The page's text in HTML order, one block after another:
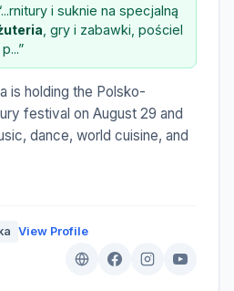
i suknie na specjalną
, gry i zabawki, pościel
is holding the Polsko-
festival on August 29 and
dance, world cuisine, and
View Profile